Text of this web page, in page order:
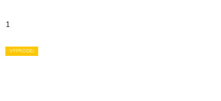
1
VÝPRODEJ